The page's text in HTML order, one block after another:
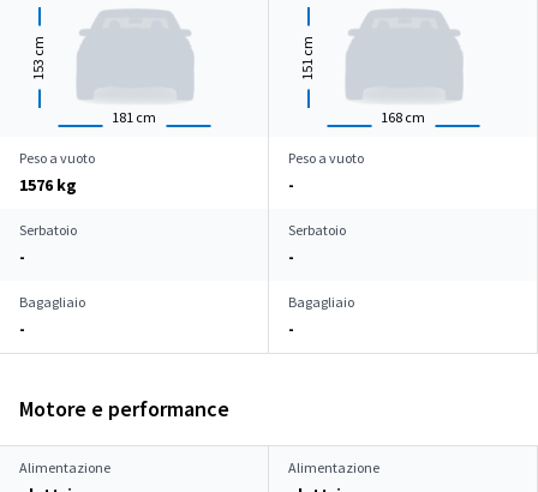
181 cm
153
cm
168 cm
151
cm
Peso a vuoto
1576 kg
Peso a vuoto
-
Serbatoio
-
Serbatoio
-
Bagagliaio
-
Bagagliaio
-
Motore e performance
Alimentazione Alimentazione